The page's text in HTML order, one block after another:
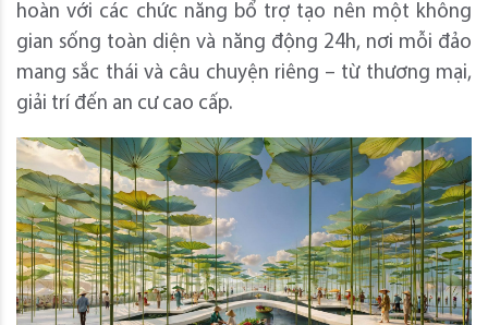
hoàn với các chức năng bổ trợ tạo nên một không
gian sống toàn diện và năng động 24h, nơi mỗi đảo
mang sắc thái và câu chuyện riêng – từ thương mại,
giải trí đến an cư cao cấp.